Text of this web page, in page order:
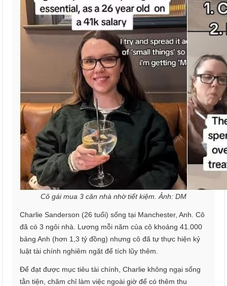
Cô gái mua 3 căn nhà nhờ tiết kiệm. Ảnh: DM
Charlie Sanderson (26 tuổi) sống tại Manchester, Anh. Cô
đã có 3 ngôi nhà. Lương mỗi năm của cô khoảng 41.000
bảng Anh (hơn 1,3 tỷ đồng) nhưng cô đã tự thực hiện kỷ
luật tài chính nghiêm ngặt để tích lũy thêm.
Để đạt được mục tiêu tài chính, Charlie không ngại sống
tằn tiện, chăm chỉ làm việc ngoài giờ để có thêm thu